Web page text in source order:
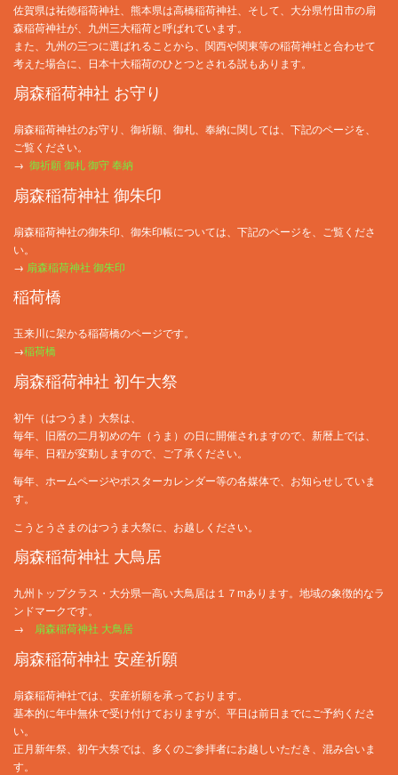
佐賀県は祐徳稲荷神社、熊本県は高橋稲荷神社、そして、大分県竹田市の扇
森稲荷神社が、九州三大稲荷と呼ばれています。
また、九州の三つに選ばれることから、関西や関東等の稲荷神社と合わせて
考えた場合に、日本十大稲荷のひとつとされる説もあります。
扇森稲荷神社 お守り
扇森稲荷神社のお守り、御祈願、御札、奉納に関しては、下記のページを、
ご覧ください。
→ 御祈願 御札 御守 奉納
扇森稲荷神社 御朱印
扇森稲荷神社の御朱印、御朱印帳については、下記のページを、ご覧くださ
い。
→ 扇森稲荷神社 御朱印
稲荷橋
玉来川に架かる稲荷橋のページです。
→稲荷橋
扇森稲荷神社 初午大祭
初午（はつうま）大祭は、
毎年、旧暦の二月初めの午（うま）の日に開催されますので、新暦上では、
毎年、日程が変動しますので、ご了承ください。
毎年、ホームページやポスターカレンダー等の各媒体で、お知らせしていま
す。
こうとうさまのはつうま大祭に、お越しください。
扇森稲荷神社 大鳥居
九州トップクラス・大分県一高い大鳥居は１７mあります。地域の象徴的なラ
ンドマークです。
→
扇森稲荷神社 大鳥居
扇森稲荷神社 安産祈願
扇森稲荷神社では、安産祈願を承っております。
基本的に年中無休で受け付けておりますが、平日は前日までにご予約くださ
い。
正月新年祭、初午大祭では、多くのご参拝者にお越しいただき、混み合いま
す。